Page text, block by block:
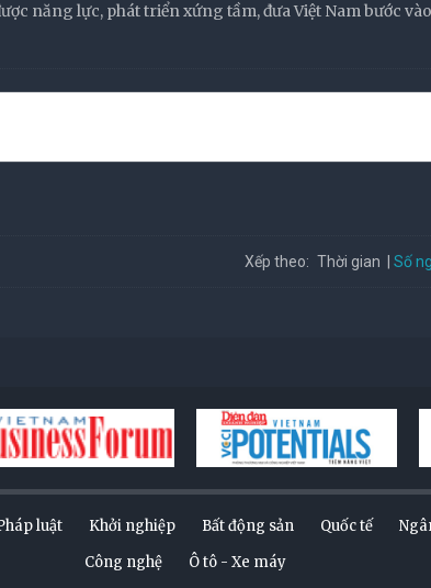
năng lực, phát triển xứng tầm, đưa Việt Nam bước
Xếp theo: Thời gian Số
luật Khởi nghiệp Bất động sản Quốc tế
Công nghệ
Ô tô - Xe máy